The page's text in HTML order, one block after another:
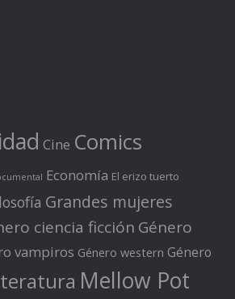
Cine Comics
Economía El erizo tuerto
Grandes mujeres
ciencia ficción Género
vampiros Género western Género
Mellow Pot